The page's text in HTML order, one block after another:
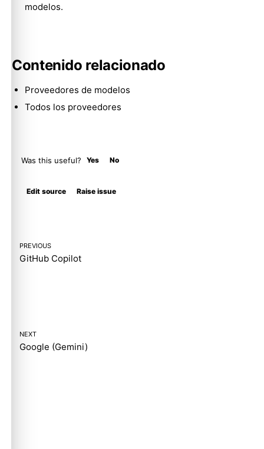
modelos.
Contenido relacionado
Proveedores de modelos
Todos los proveedores
Was this useful? Yes No
Edit source Raise issue
PREVIOUS
GitHub Copilot
NEXT
Google (Gemini)